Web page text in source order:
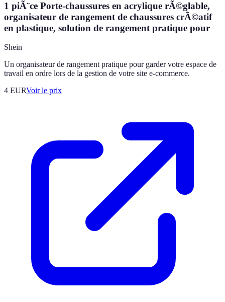
1 piÃ¨ce Porte-chaussures en acrylique rÃ©glable,
organisateur de rangement de chaussures crÃ©atif
en plastique, solution de rangement pratique pour
Shein
Un organisateur de rangement pratique pour garder votre espace de
travail en ordre lors de la gestion de votre site e-commerce.
4 EURVoir le prix